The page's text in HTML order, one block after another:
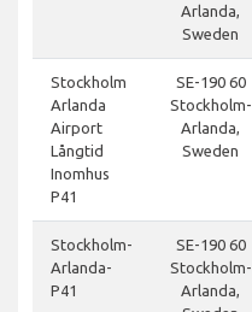
Arlanda,
Sweden
Stockholm
Arlanda
Airport
Långtid
Inomhus
P41
SE-190 60
Stockholm-
Arlanda,
Sweden
Stockholm-
Arlanda-
P41
SE-190 60
Stockholm-
Arlanda,